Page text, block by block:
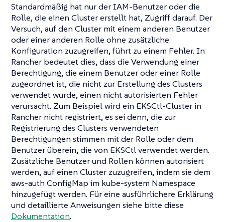
Standardmäßig hat nur der IAM-Benutzer oder die
Rolle, die einen Cluster erstellt hat, Zugriff darauf. Der
Versuch, auf den Cluster mit einem anderen Benutzer
oder einer anderen Rolle ohne zusätzliche
Konfiguration zuzugreifen, führt zu einem Fehler. In
Rancher bedeutet dies, dass die Verwendung einer
Berechtigung, die einem Benutzer oder einer Rolle
zugeordnet ist, die nicht zur Erstellung des Clusters
verwendet wurde, einen nicht autorisierten Fehler
verursacht. Zum Beispiel wird ein EKSCtl-Cluster in
Rancher nicht registriert, es sei denn, die zur
Registrierung des Clusters verwendeten
Berechtigungen stimmen mit der Rolle oder dem
Benutzer überein, die von EKSCtl verwendet werden.
Zusätzliche Benutzer und Rollen können autorisiert
werden, auf einen Cluster zuzugreifen, indem sie dem
aws-auth ConfigMap im kube-system Namespace
hinzugefügt werden. Für eine ausführlichere Erklärung
und detaillierte Anweisungen siehe bitte diese
Dokumentation.